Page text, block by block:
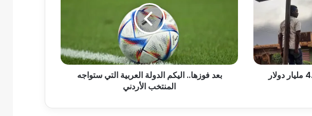
الأمم المتحدة تطلق نداء لجمع 4.1 مليار دولار
بعد فوزها.. اليكم الدولة العربية التي ستواجه
المنتخب الأردني